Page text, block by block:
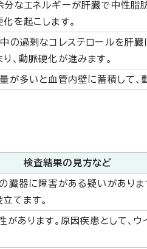
なエネルギーが肝臓で中性脂
を起こします。
の過剰なコレステロールを肝
、動脈硬化が進みます。
が多いと血管内壁に蓄積して、
検査結果の見方など
臓器に障害がある疑いがあり
てます。
あります。原因疾患として、